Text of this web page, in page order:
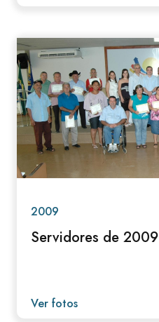
2009
Servidores de 2009
Ver fotos